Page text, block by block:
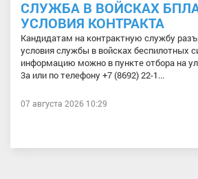
СЛУЖБА В ВОЙСКАХ
УСЛОВИЯ КОНТРАКТА
Кандидатам на контрактную службу
условия службы в войсках беспилотных
информацию можно в пункте отбора на
3а или по телефону +7 (8692) 22-1...
07 августа 2026 10:29